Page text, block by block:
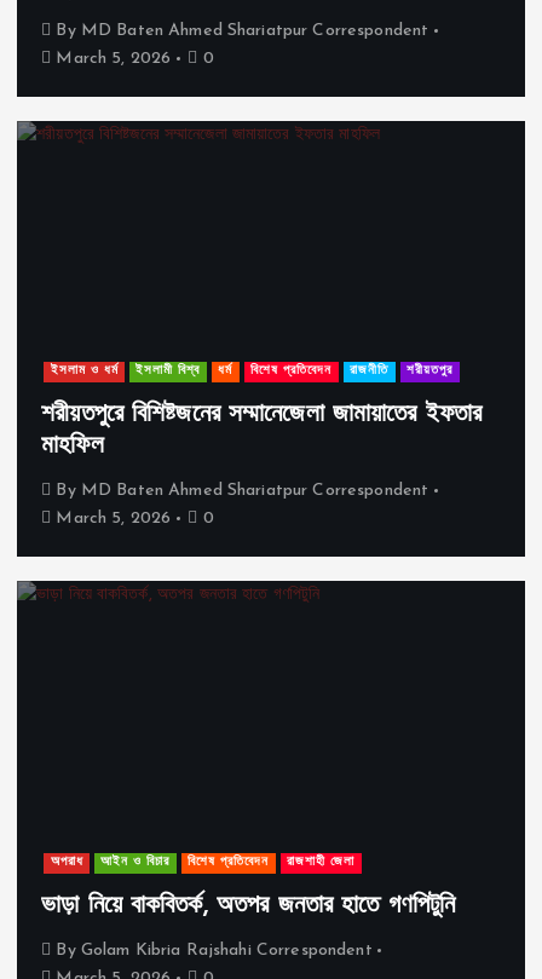
By MD Baten Ahmed Shariatpur Correspondent
March 5, 2026
0
ইসলাম ও ধর্ম ইসলামী বিশ্ব ধর্ম বিশেষ প্রতিবেদন রাজনীতি শরীয়তপুর
শরীয়তপুরে বিশিষ্টজনের সম্মানেজেলা জামায়াতের ইফতার
মাহফিল
By MD Baten Ahmed Shariatpur Correspondent
March 5, 2026
0
অপরাধ আইন ও বিচার বিশেষ প্রতিবেদন রাজশাহী জেলা
ভাড়া নিয়ে বাকবিতর্ক, অতপর জনতার হাতে গণপিটুনি
By Golam Kibria Rajshahi Correspondent